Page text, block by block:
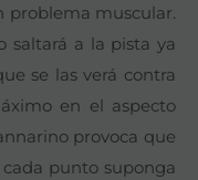
problema muscular.
saltará a la pista ya
se las verá contra
en el aspecto
provoca que
punto suponga